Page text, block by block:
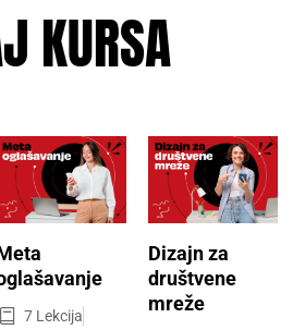
KURSA
7 Lekcija
Dizajn za
društvene
mreže